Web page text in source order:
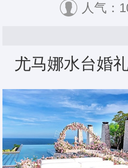
人气：
尤马娜水台婚